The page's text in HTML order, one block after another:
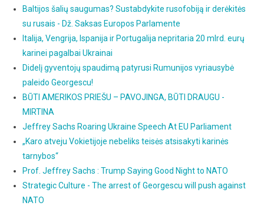
Baltijos šalių saugumas? Sustabdykite rusofobiją ir derėkitės
su rusais - Dž. Saksas Europos Parlamente
Italija, Vengrija, Ispanija ir Portugalija nepritaria 20 mlrd. eurų
karinei pagalbai Ukrainai
Didelį gyventojų spaudimą patyrusi Rumunijos vyriausybė
paleido Georgescu!
BŪTI AMERIKOS PRIEŠU – PAVOJINGA, BŪTI DRAUGU -
MIRTINA
Jeffrey Sachs Roaring Ukraine Speech At EU Parliament
„Karo atveju Vokietijoje nebeliks teisės atsisakyti karinės
tarnybos“
Prof. Jeffrey Sachs : Trump Saying Good Night to NATO
Strategic Culture - The arrest of Georgescu will push against
NATO